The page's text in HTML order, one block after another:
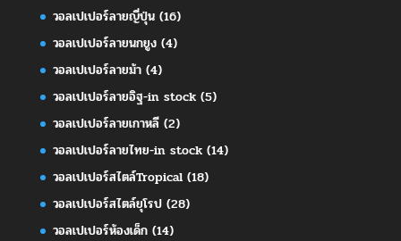
วอลเปเปอร์ลายญี่ปุ่น(16)
วอลเปเปอร์ลายนกยูง(4)
วอลเปเปอร์ลายม้า(4)
วอลเปเปอร์ลายอิฐ-in stock(5)
วอลเปเปอร์ลายเกาหลี(2)
วอลเปเปอร์ลายไทย-in stock(14)
วอลเปเปอร์สไตล์Tropical(18)
วอลเปเปอร์สไตล์ยุโรป(28)
วอลเปเปอร์ห้องเด็ก(14)